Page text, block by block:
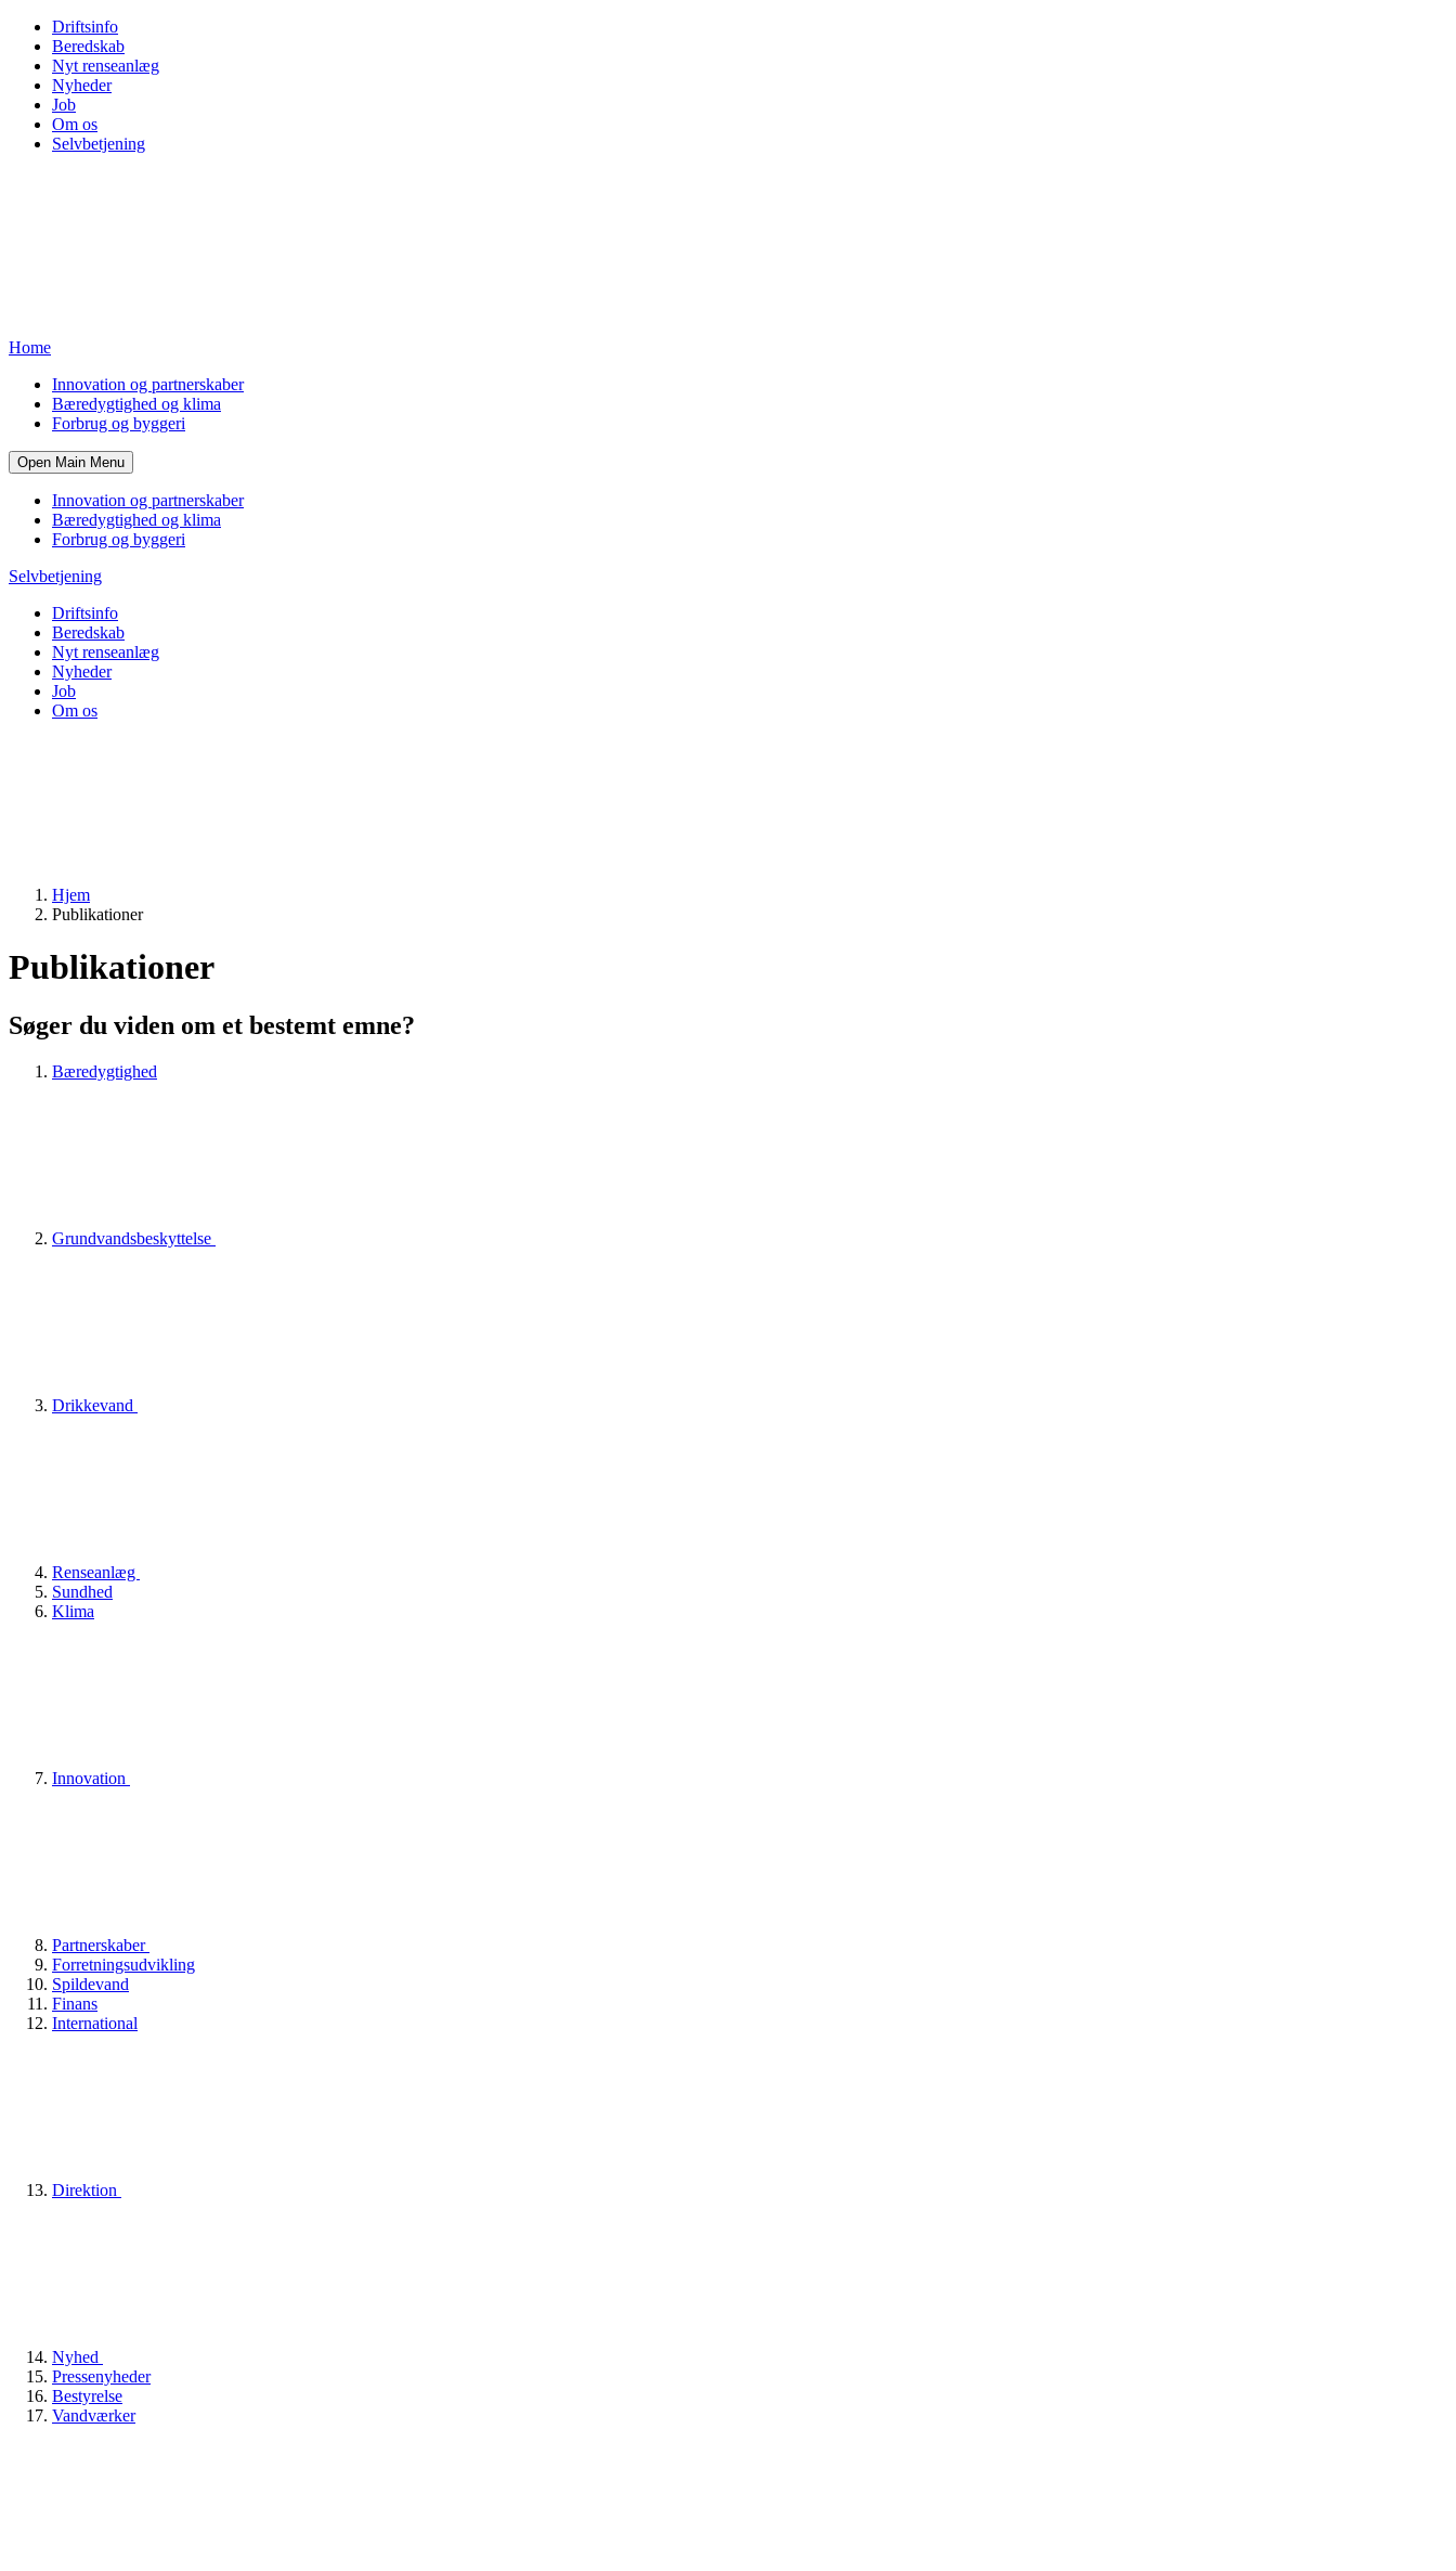
Driftsinfo
Beredskab
Nyt renseanlæg
Nyheder
Job
Om os
Selvbetjening
Home
Innovation og partnerskaber
Bæredygtighed og klima
Forbrug og byggeri
Open Main Menu
Innovation og partnerskaber
Bæredygtighed og klima
Forbrug og byggeri
Selvbetjening
Driftsinfo
Beredskab
Nyt renseanlæg
Nyheder
Job
Om os
Hjem
Publikationer
Publikationer
Søger du viden om et bestemt emne?
Bæredygtighed
Grundvandsbeskyttelse
Drikkevand
Renseanlæg
Sundhed
Klima
Innovation
Partnerskaber
Forretningsudvikling
Spildevand
Finans
International
Direktion
Nyhed
Pressenyheder
Bestyrelse
Vandværker